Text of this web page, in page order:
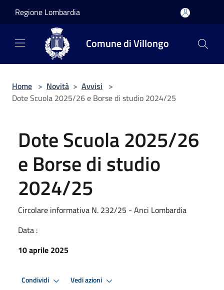
Regione Lombardia
Comune di Villongo
Home > Novità > Avvisi >
Dote Scuola 2025/26 e Borse di studio 2024/25
Dote Scuola 2025/26
e Borse di studio
2024/25
Circolare informativa N. 232/25 - Anci Lombardia
Data :
10 aprile 2025
Condividi Vedi azioni